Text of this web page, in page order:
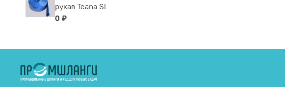
рукав Teana SL
0 ₽